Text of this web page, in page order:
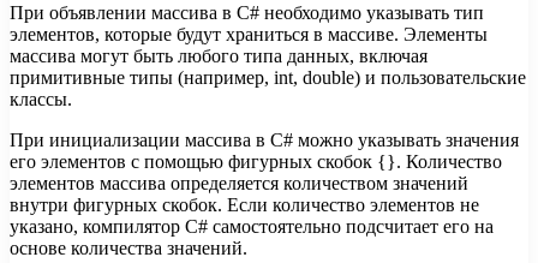
При объявлении массива в C# необходимо указывать тип
элементов, которые будут храниться в массиве. Элементы
массива могут быть любого типа данных, включая
примитивные типы (например, int, double) и пользовательские
классы.
При инициализации массива в C# можно указывать значения
его элементов с помощью фигурных скобок {}. Количество
элементов массива определяется количеством значений
внутри фигурных скобок. Если количество элементов не
указано, компилятор C# самостоятельно подсчитает его на
основе количества значений.